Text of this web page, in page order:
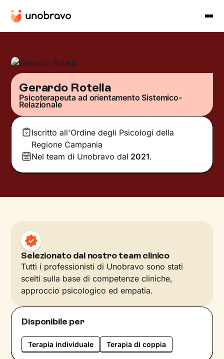
Gerardo Rotella
Psicoterapeuta ad orientamento Sistemico-
Relazionale
Iscritto all'Ordine degli Psicologi della
Regione Campania
Nel team di Unobravo dal 2021.
Selezionato dal nostro team clinico
Tutti i professionisti di Unobravo sono stati
scelti sulla base di competenze cliniche,
approccio psicologico ed empatia.
Disponibile per
Terapia individuale Terapia di coppia